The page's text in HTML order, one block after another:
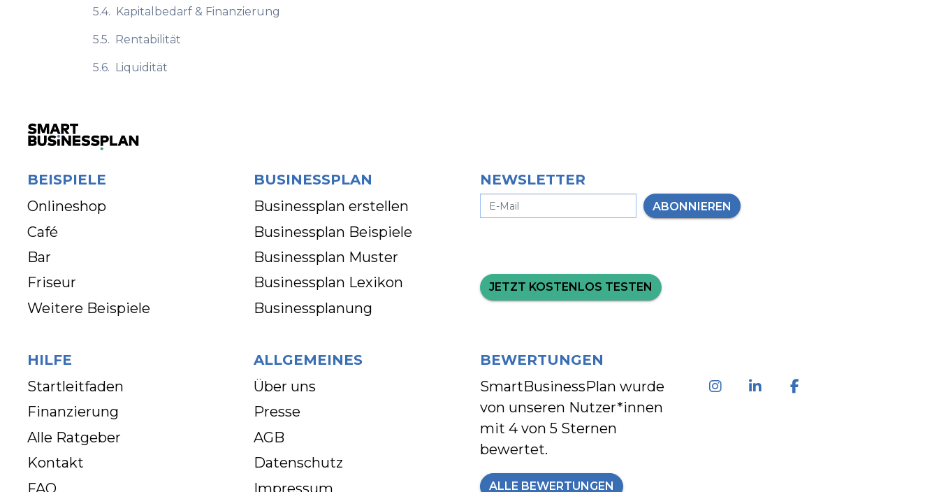
5.4. Kapitalbedarf & Finanzierung
5.5. Rentabilität
5.6. Liquidität
BEISPIELE
Onlineshop
Café
Bar
Friseur
Weitere Beispiele
BUSINESSPLAN
Businessplan erstellen
Businessplan Beispiele
Businessplan Muster
Businessplan Lexikon
Businessplanung
NEWSLETTER
ABONNIEREN
JETZT KOSTENLOS TESTEN
HILFE
Startleitfaden
Finanzierung
Alle Ratgeber
Kontakt
FAQ
ALLGEMEINES
Über uns
Presse
AGB
Datenschutz
Impressum
BEWERTUNGEN
SmartBusinessPlan wurde
von unseren Nutzer*innen
mit 4 von 5 Sternen
bewertet.
ALLE BEWERTUNGEN